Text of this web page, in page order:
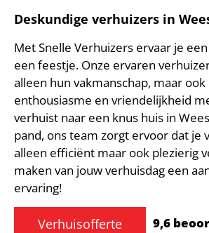
Deskundige verhuizers in
Met Snelle Verhuizers ervaar je
een feestje. Onze ervaren
alleen hun vakmanschap, maar ook
enthousiasme en vriendelijkheid
verhuist naar een knus huis in
pand, ons team zorgt ervoor dat je
alleen efficiënt maar ook plezierig
maken van jouw verhuisdag een
ervaring!
Verhuisofferte 9,6